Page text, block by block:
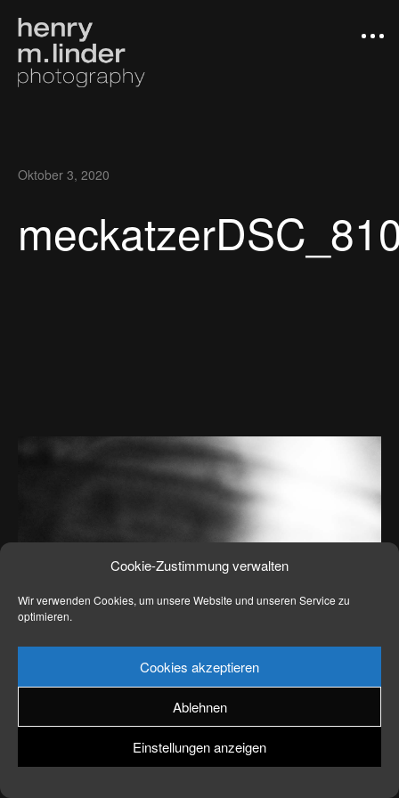
Cookie-Zustimmung verwalten
Wir verwenden Cookies, um unsere Website und unseren Service zu
optimieren.
Cookies akzeptieren
Ablehnen
Einstellungen anzeigen
Kontakt
Oktober 3, 2020